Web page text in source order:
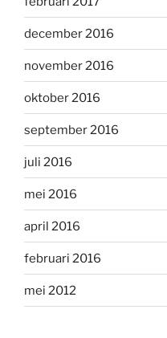
december 2016
november 2016
oktober 2016
september 2016
juli 2016
mei 2016
april 2016
februari 2016
mei 2012